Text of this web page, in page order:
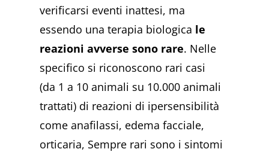
verificarsi eventi inattesi, ma
essendo una terapia biologica le
reazioni avverse sono rare. Nelle
specifico si riconoscono rari casi
(da 1 a 10 animali su 10.000 animali
trattati) di reazioni di ipersensibilità
come anafilassi, edema facciale,
orticaria, Sempre rari sono i sintomi